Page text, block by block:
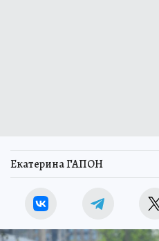
Екатерина ГАПОН